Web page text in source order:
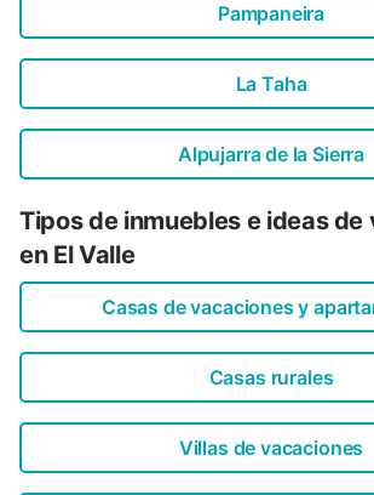
Pampaneira
La Taha
Alpujarra de la Sierra
Tipos de inmuebles e ideas de
en El Valle
Casas de vacaciones y
Casas rurales
Villas de vacaciones